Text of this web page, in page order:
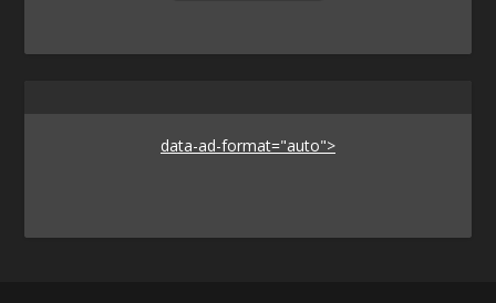
data-ad-format="auto">